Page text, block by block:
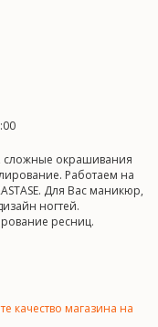
сложные окрашивания
Работаем на
Для Вас маникюр,
ногтей.
ресниц.